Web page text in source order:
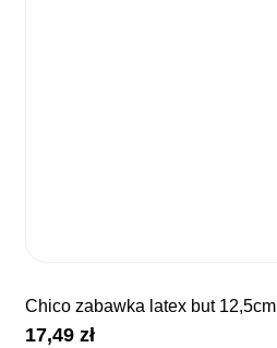
chico zabawka latex but 12,5cm
17,49zł